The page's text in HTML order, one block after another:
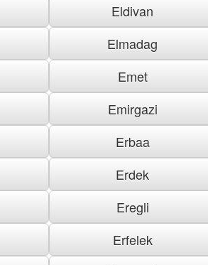
Eldivan
Elmadag
Emet
Emirgazi
Erbaa
Erdek
Eregli
Erfelek